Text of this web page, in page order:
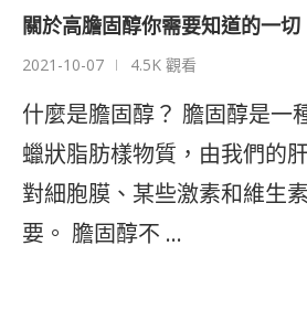
關於高膽固醇你需要知道的一切
2021-10-07 4.5K 觀看
什麼是膽固醇？ 膽固醇是一
蠟狀脂肪樣物質，由我們的
對細胞膜、某些激素和維生
要。 膽固醇不 …